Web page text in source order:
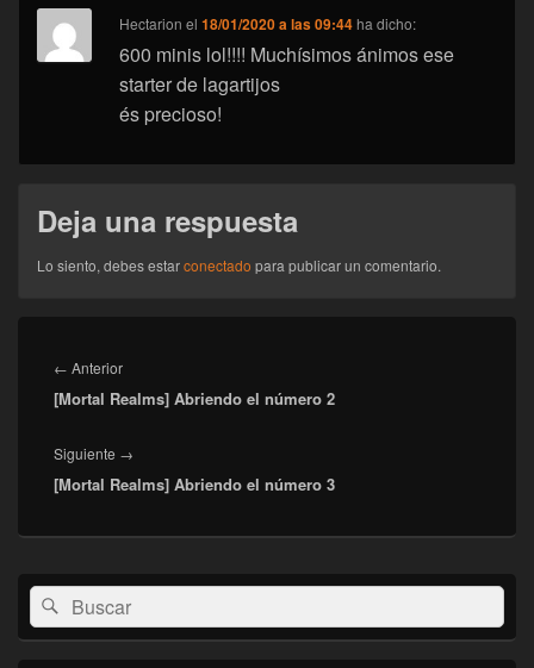
Hectarion el18/01/2020 a las 09:44 ha dicho:
600 minis lol!!!! Muchísimos ánimos ese
starter de lagartijos
és precioso!
Deja una respuesta
Lo siento, debes estarconectado para publicar un comentario.
de
entradas
← AnteriorEntrada
anterior:
[Mortal Realms] Abriendo el número 2
Siguiente →
siguiente:
[Mortal Realms] Abriendo el número 3
área
de
widget
Buscar
por:
Buscar